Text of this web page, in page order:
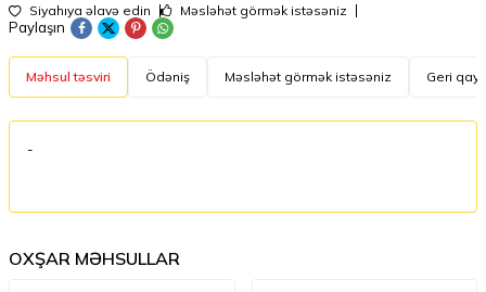
Siyahıya əlavə edin Məsləhət görmək istəsəniz
Paylaşın
Məhsul təsviri Ödəniş Məsləhət görmək istəsəniz Geri
-
OXŞAR MƏHSULLAR